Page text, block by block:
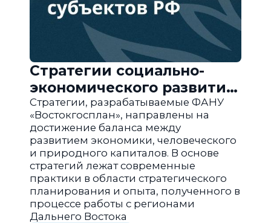
Стратегии социально-
экономического развития
субъектов РФ
Стратегии, разрабатываемые ФАНУ
«Востокгосплан», направлены на
достижение баланса между
развитием экономики, человеческого
и природного капиталов. В основе
стратегий лежат современные
практики в области стратегического
планирования и опыта, полученного в
процессе работы с регионами
Дальнего Востока